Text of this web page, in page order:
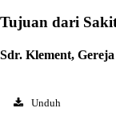
Tujuan dari
Sdr. Klement,
Unduh